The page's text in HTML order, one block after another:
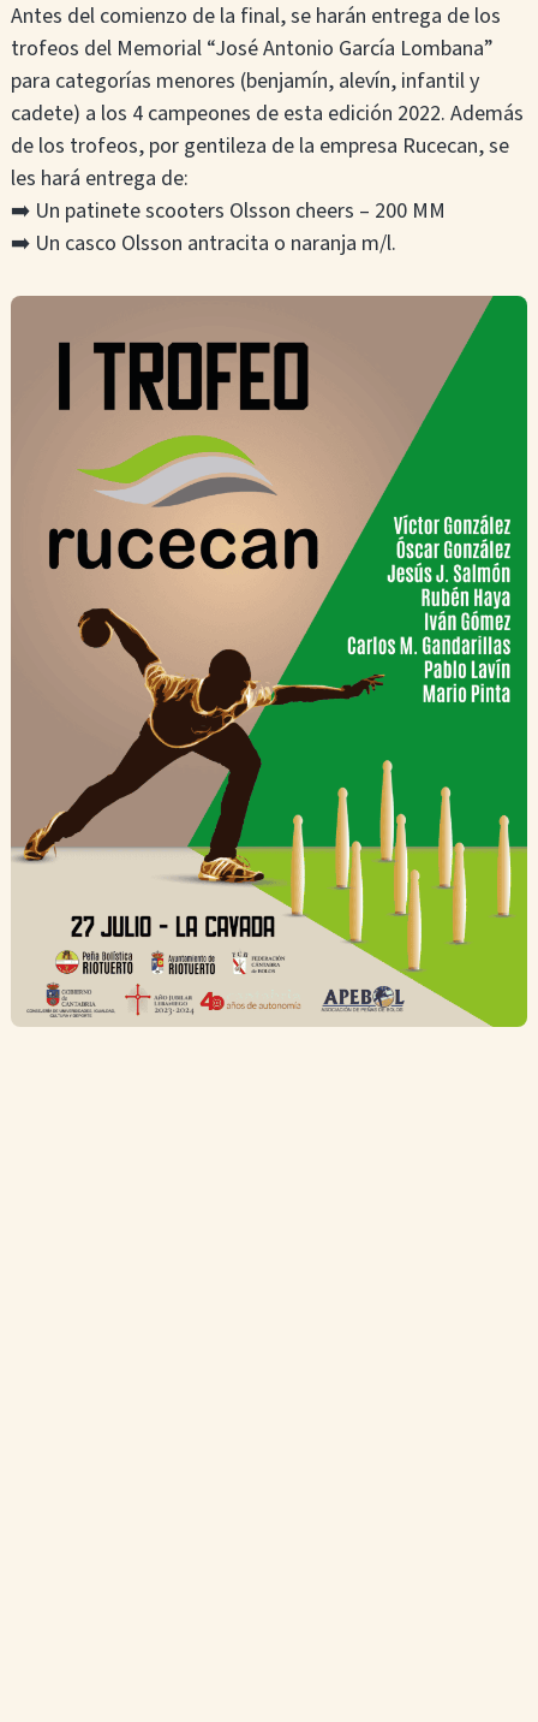
Antes del comienzo de la final, se harán entrega de los
trofeos del Memorial “José Antonio García Lombana”
para categorías menores (benjamín, alevín, infantil y
cadete) a los 4 campeones de esta edición 2022. Además
de los trofeos, por gentileza de la empresa Rucecan, se
les hará entrega de:
➡️ Un patinete scooters Olsson cheers – 200 MM
➡️ Un casco Olsson antracita o naranja m/l.